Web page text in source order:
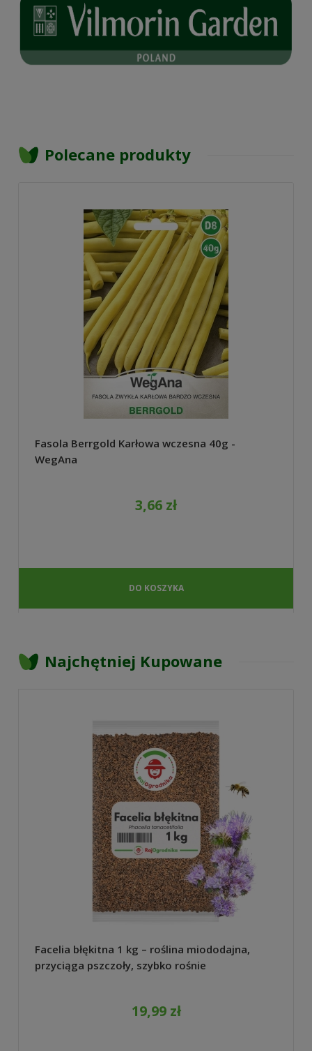
Polecane produkty
Fasola Berrgold Karłowa wczesna 40g -
WegAna
3,66 zł
DO KOSZYKA
Najchętniej Kupowane
Facelia błękitna 1 kg – roślina miododajna,
przyciąga pszczoły, szybko rośnie
19,99 zł